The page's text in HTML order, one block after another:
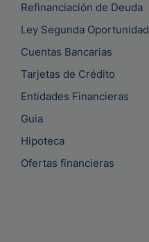
Refinanciación de Deuda
Ley Segunda Oportunidad
Cuentas Bancarias
Tarjetas de Crédito
Entidades Financieras
Guia
Hipoteca
Ofertas financieras